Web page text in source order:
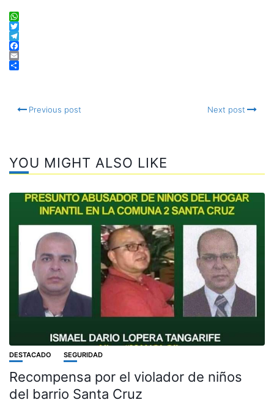
WhatsApp
Twitter
Telegram
Facebook
Email
Previous post Next post
YOU MIGHT ALSO LIKE
DESTACADO SEGURIDAD
Recompensa por el violador de niños
del barrio Santa Cruz